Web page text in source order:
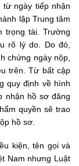
từ ngày tiếp nhận
lập Trung tâm
trọng tài. Trường
rõ lý do. Do đó,
chứng ngày nộp,
trên. Từ bất cập
quy định về hình
nhận hồ sơ đăng
quyền sẽ trao
hồ sơ.
kiện, tên gọi và
Nam nhưng Luật